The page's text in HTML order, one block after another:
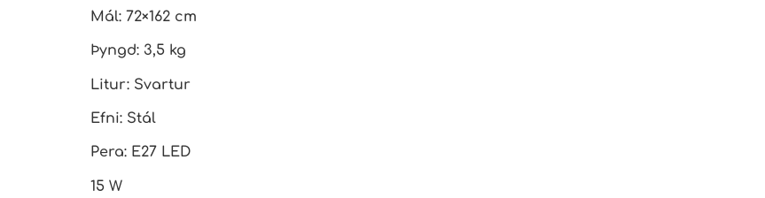
Mál: 72×162 cm
Þyngd: 3,5 kg
Litur: Svartur
Efni: Stál
Pera: E27 LED
15 W